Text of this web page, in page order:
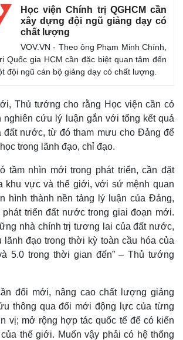
Vũ khí
Việt Nam
Phân tích
Ô tô - Xe máy
Ô tô
Xe máy
Học viện Chính trị QGHCM cần
xây dựng đội ngũ giảng dạy có
chất lượng
VOV.VN - Theo ông Phạm Minh Chính,
Quốc gia HCM cần đặc biệt quan tâm đến
đội ngũ cán bộ giảng dạy có chất lượng.
Thủ tướng cho rằng Học viện cần có
nghiên cứu lý luận gắn với tổng kết quá
đất nước, từ đó tham mưu cho Đảng để
trong lãnh đạo, chỉ đạo.
tầm nhìn mới trong phát triển, cần đặt
khu vực và thế giới, với sứ mệnh quan
hình thành nền tảng lý luận của Đảng,
phát triển đất nước trong giai đoạn mới.
nhà chính trị tương lai của đất nước,
lãnh đạo trong thời kỳ toàn cầu hóa của
5.0 trong thời gian đến” – Thủ tướng
đổi mới, nâng cao chất lượng giảng
thông qua đổi mới động lực của từng
vị; mở rộng hợp tác quốc tế để có kiến
thế giới. Muốn vậy phải có hệ thống